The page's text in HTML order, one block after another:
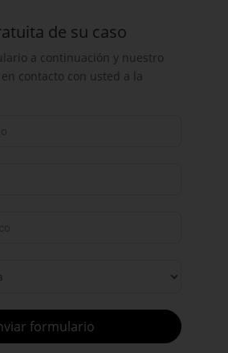
de su caso
a continuación y nuestro
contacto con usted a la
formulario